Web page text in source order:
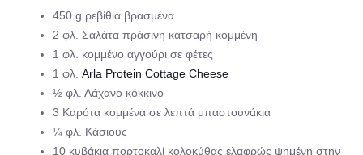
450 g ρεβίθια βρασμένα
2 φλ. Σαλάτα πράσινη κατσαρή κομμένη
1 φλ. κομμένο αγγούρι σε φέτες
1 φλ. Arla Protein Cottage Cheese
½ φλ. Λάχανο κόκκινο
3 Καρότα κομμένα σε λεπτά μπαστουνάκια
¼ φλ. Κάσιους
10 κυβάκια πορτοκαλί κολοκύθας ελαφρώς ψημένη στην